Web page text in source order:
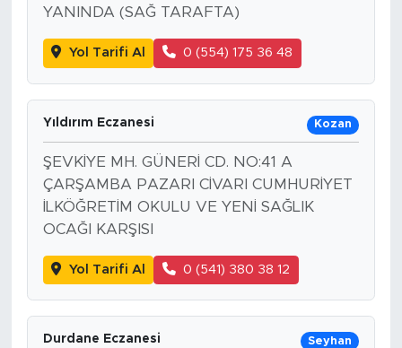
YANINDA (SAĞ TARAFTA)
Yol Tarifi Al 0 (554) 175 36 48
Yıldırım Eczanesi Kozan
ŞEVKİYE MH. GÜNERİ CD. NO:41 A
ÇARŞAMBA PAZARI CİVARI CUMHURİYET
İLKÖĞRETİM OKULU VE YENİ SAĞLIK
OCAĞI KARŞISI
Yol Tarifi Al 0 (541) 380 38 12
Durdane Eczanesi Seyhan